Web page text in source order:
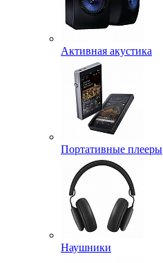
Активная акустика
Портативные плееры
Наушники